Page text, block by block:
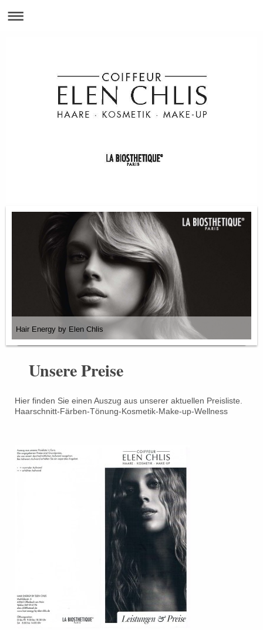
Hair Energy by Elen Chlis
Unsere Preise
Hier finden Sie einen Auszug aus unserer aktuellen Preisliste.
Haarschnitt-Färben-Tönung-Kosmetik-Make-up-Wellness